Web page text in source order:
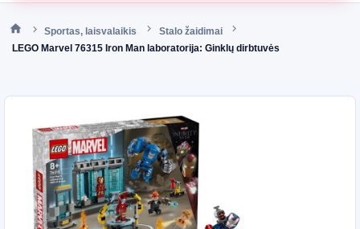
Sportas, laisvalaikis
Stalo žaidimai
LEGO Marvel 76315 Iron Man laboratorija: Ginklų dirbtuvės